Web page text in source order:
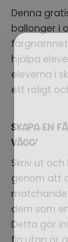
Denna
ballonger i
hjälpa
eleverna i
ett roligt
SKAPA EN
VÄGG’
Skriv ut
genom att
dem som
Detta gör